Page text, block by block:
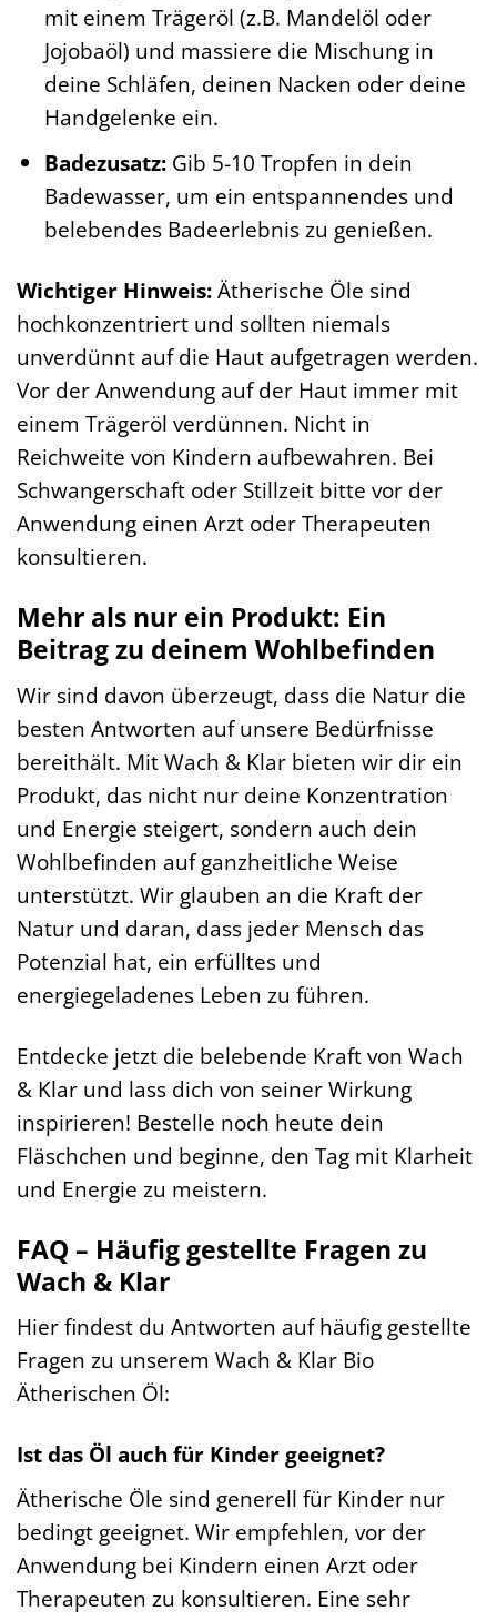
mit einem Trägeröl (z.B. Mandelöl oder
Jojobaöl) und massiere die Mischung in
deine Schläfen, deinen Nacken oder deine
Handgelenke ein.
Badezusatz:Gib 5-10 Tropfen in dein
Badewasser, um ein entspannendes und
belebendes Badeerlebnis zu genießen.
Wichtiger Hinweis:Ätherische Öle sind
hochkonzentriert und sollten niemals
unverdünnt auf die Haut aufgetragen werden.
Vor der Anwendung auf der Haut immer mit
einem Trägeröl verdünnen. Nicht in
Reichweite von Kindern aufbewahren. Bei
Schwangerschaft oder Stillzeit bitte vor der
Anwendung einen Arzt oder Therapeuten
konsultieren.
Mehr als nur ein Produkt: Ein
Beitrag zu deinem Wohlbefinden
Wir sind davon überzeugt, dass die Natur die
besten Antworten auf unsere Bedürfnisse
bereithält. Mit Wach & Klar bieten wir dir ein
Produkt, das nicht nur deine Konzentration
und Energie steigert, sondern auch dein
Wohlbefinden auf ganzheitliche Weise
unterstützt. Wir glauben an die Kraft der
Natur und daran, dass jeder Mensch das
Potenzial hat, ein erfülltes und
energiegeladenes Leben zu führen.
Entdecke jetzt die belebende Kraft von Wach
& Klar und lass dich von seiner Wirkung
inspirieren! Bestelle noch heute dein
Fläschchen und beginne, den Tag mit Klarheit
und Energie zu meistern.
FAQ – Häufig gestellte Fragen zu
Wach & Klar
Hier findest du Antworten auf häufig gestellte
Fragen zu unserem Wach & Klar Bio
Ätherischen Öl:
Ist das Öl auch für Kinder geeignet?
Ätherische Öle sind generell für Kinder nur
bedingt geeignet. Wir empfehlen, vor der
Anwendung bei Kindern einen Arzt oder
Therapeuten zu konsultieren. Eine sehr